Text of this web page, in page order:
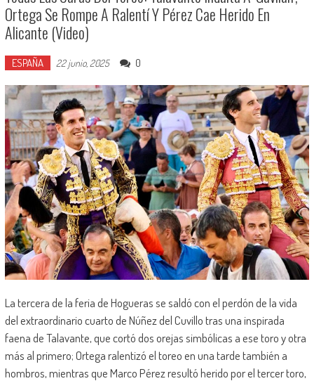
Ortega Se Rompe A Ralentí Y Pérez Cae Herido En
Alicante (Video)
ESPAÑA 22 junio, 2025 0
La tercera de la feria de Hogueras se saldó con el perdón de la vida
del extraordinario cuarto de Núñez del Cuvillo tras una inspirada
faena de Talavante, que cortó dos orejas simbólicas a ese toro y otra
más al primero; Ortega ralentizó el toreo en una tarde también a
hombros, mientras que Marco Pérez resultó herido por el tercer toro,